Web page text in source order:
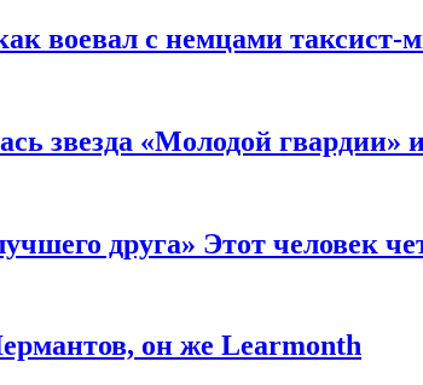
воевал с немцами таксист-
звезда «Молодой
друга» Этот человек
он же Learmonth